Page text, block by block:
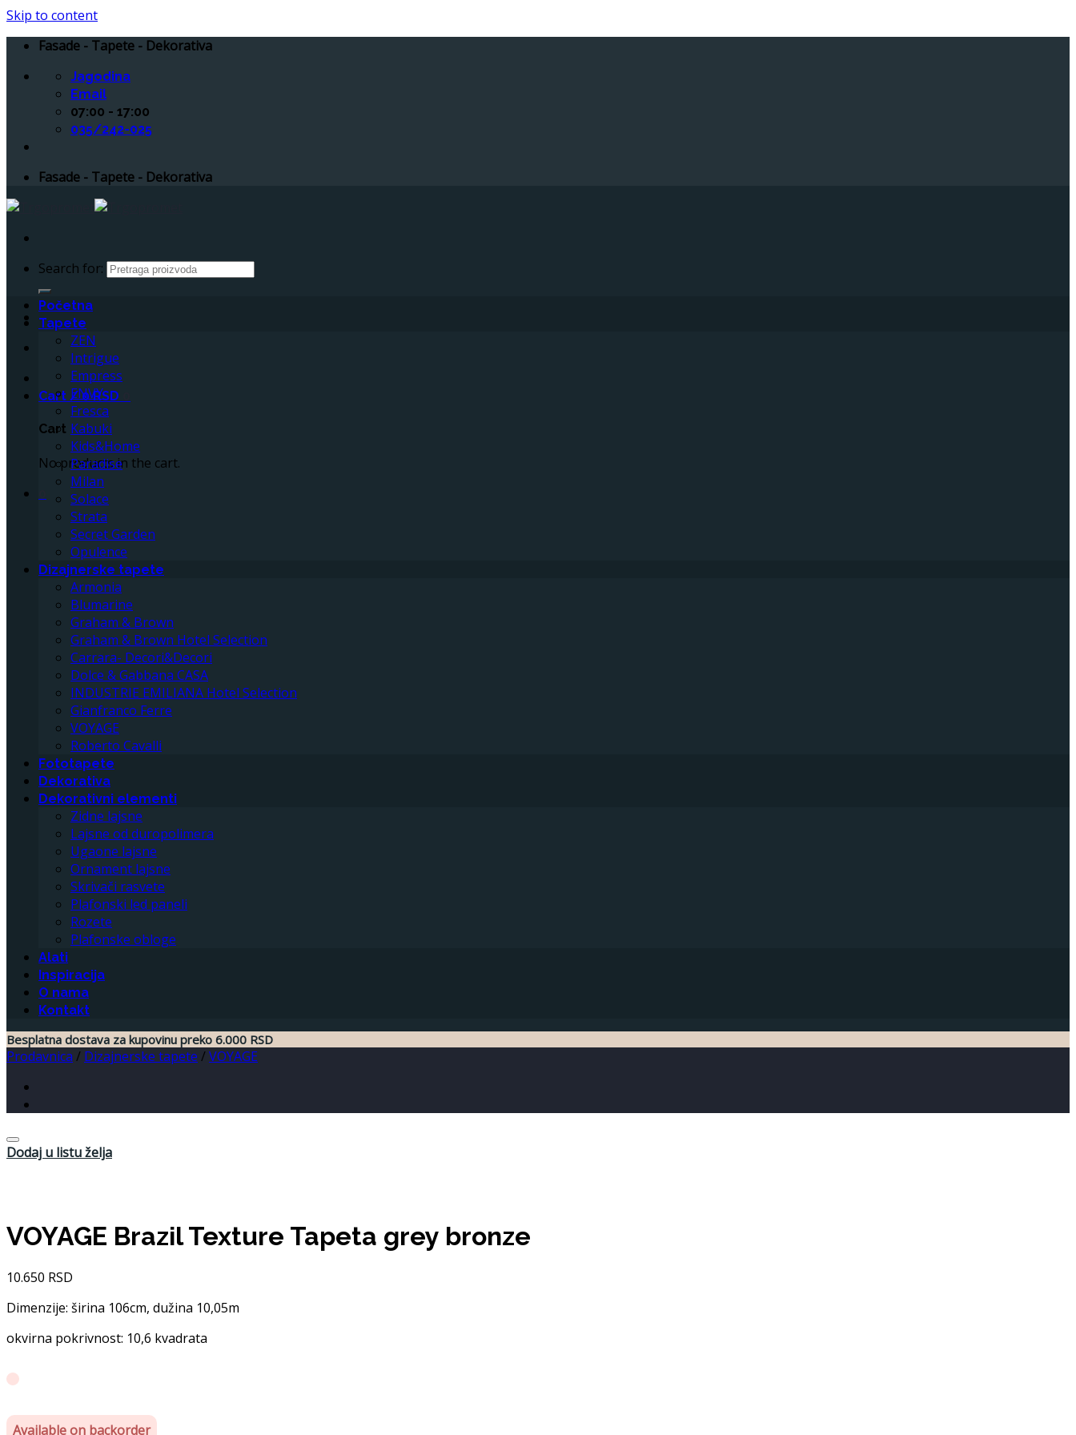
Skip to content
Fasade - Tapete - Dekorativa
Jagodina
Email
07:00 - 17:00
035/242-025
Fasade - Tapete - Dekorativa
Search for:
Cart /0RSD
Cart
No products in the cart.
Početna
Tapete
ZEN
Intrigue
Empress
ENVY
Fresca
Kabuki
Kids&Home
Paradise
Milan
Solace
Strata
Secret Garden
Opulence
Dizajnerske tapete
Armonia
Blumarine
Graham & Brown
Graham & Brown Hotel Selection
Carrara- Decori&Decori
Dolce & Gabbana CASA
INDUSTRIE EMILIANA Hotel Selection
Gianfranco Ferre
VOYAGE
Roberto Cavalli
Fototapete
Dekorativa
Dekorativni elementi
Zidne lajsne
Lajsne od duropolimera
Ugaone lajsne
Ornament lajsne
Skrivači rasvete
Plafonski led paneli
Rozete
Plafonske obloge
Alati
Inspiracija
O nama
Kontakt
Besplatna dostava za kupovinu preko 6.000 RSD
Prodavnica / Dizajnerske tapete /VOYAGE
Dodaj u listu želja
VOYAGE Brazil Texture Tapeta grey bronze
10.650 RSD
Dimenzije: širina 106cm, dužina 10,05m
okvirna pokrivnost: 10,6 kvadrata
Available on backorder